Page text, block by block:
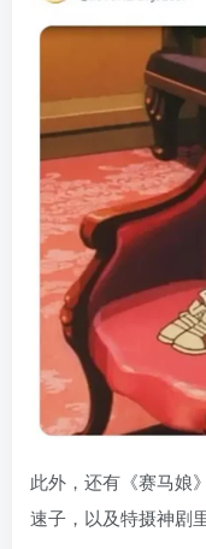
此外，还有《赛马娘
速子，以及特摄神剧